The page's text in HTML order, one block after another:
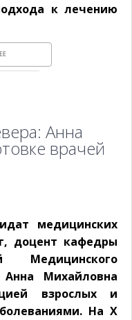
к лечению
Анна
врачей
медицинских
доцент кафедры
Медицинского
Михайловна
взрослых и
На X